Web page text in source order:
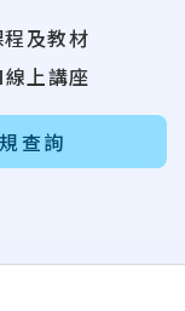
及教材
上講座
查詢